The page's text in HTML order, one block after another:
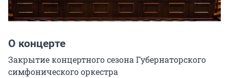
О концерте
Закрытие концертного сезона Губернаторского
симфонического оркестра